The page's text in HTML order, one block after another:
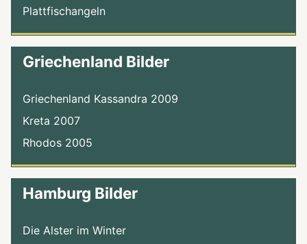
Plattfischangeln
Griechenland Bilder
Griechenland Kassandra 2009
Kreta 2007
Rhodos 2005
Hamburg Bilder
Die Alster im Winter